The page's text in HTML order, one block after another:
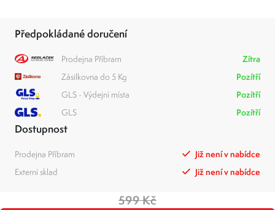
Předpokládané doručení
Prodejna Příbram
Zítra
Zásilkovna do 5 Kg
Pozítří
GLS - Výdejní místa
Pozítří
GLS
Pozítří
Dostupnost
Prodejna Příbram
Již není v nabídce
Externí sklad
Již není v nabídce
599 Kč